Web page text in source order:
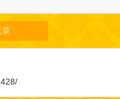
菜